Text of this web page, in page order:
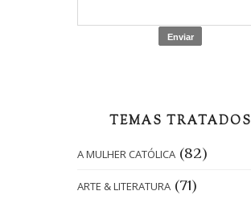
TEMAS TRATADOS
A MULHER CATÓLICA (82)
ARTE & LITERATURA (71)